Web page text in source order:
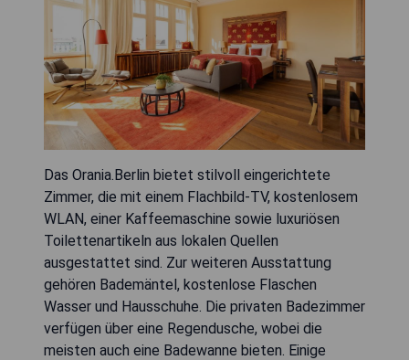
Das Orania.Berlin bietet stilvoll eingerichtete
Zimmer, die mit einem Flachbild-TV, kostenlosem
WLAN, einer Kaffeemaschine sowie luxuriösen
Toilettenartikeln aus lokalen Quellen
ausgestattet sind. Zur weiteren Ausstattung
gehören Bademäntel, kostenlose Flaschen
Wasser und Hausschuhe. Die privaten Badezimmer
verfügen über eine Regendusche, wobei die
meisten auch eine Badewanne bieten. Einige